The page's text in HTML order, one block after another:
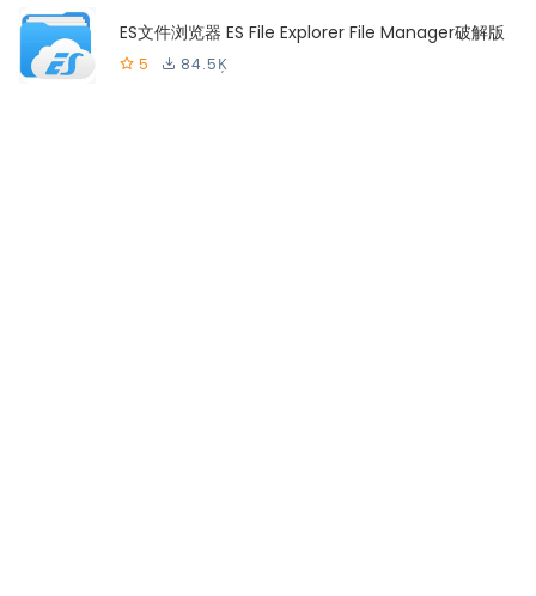
ES文件浏览器 ES File Explorer File Manager破解版
5 84.5Ķ